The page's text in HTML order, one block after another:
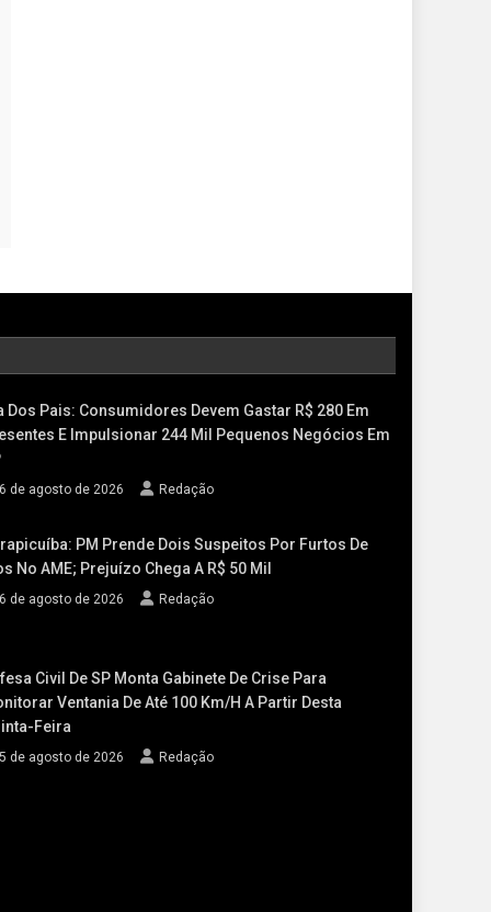
Dos Pais: Consumidores Devem Gastar R$ 280 Em
E Impulsionar 244 Mil Pequenos Negócios Em
de agosto de 2026 Redação
PM Prende Dois Suspeitos Por Furtos De
No AME; Prejuízo Chega A R$ 50 Mil
de agosto de 2026 Redação
Civil De SP Monta Gabinete De Crise Para
Ventania De Até 100 Km/h A Partir Desta
Feira
de agosto de 2026 Redação